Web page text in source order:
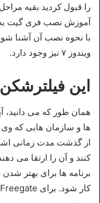
را قبول کردید بقیه
آموزش نصب فری گیت به
با نحوه نصب آن آشنا
ویندوز ۷ نیز وجود دارد.
این
همان طور که می
ها و سازمان هایی که وی
از گذشت مدت زمانی
کنند و آن را ارتقا می
برنامه ها برای بهتر